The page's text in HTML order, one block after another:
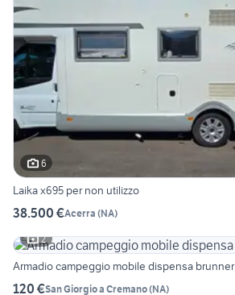
6
Laika x695 per non utilizzo
38.500 €Acerra (NA)
2
Armadio campeggio mobile dispensa brunner
120 €San Giorgio a Cremano(NA)